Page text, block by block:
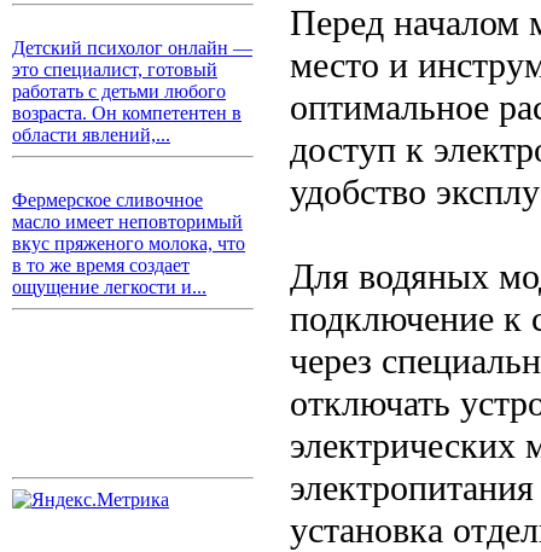
Детский психолог онлайн —
это специалист, готовый
работать с детьми любого
возраста. Он компетентен в
области явлений,...
Фермерское сливочное
масло имеет неповторимый
вкус пряженого молока, что
в то же время создает
ощущение легкости и...
Перед началом
место и
оптимальное
доступ к
удобство
Для водяных
подключение к
через
отключать
электрических
установка